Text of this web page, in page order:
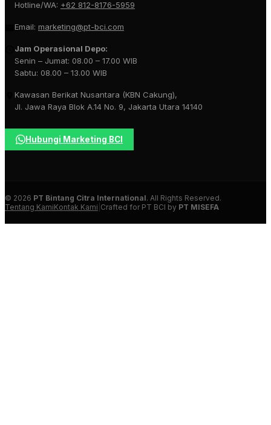
Hotline/WA: +62 812-8176-5959
Email: marketing@pt-bci.com
Jam Operasional Depo:
Senin – Jumat: 08.00 – 17.00 WIB
Sabtu: 08.00 – 13.00 WIB
Kawasan Berikat Nusantara (KBN Cakung),
Jl. Jawa Raya Blok A.14 No. 9, Jakarta Utara 14140
Hubungi Marketing BCI
© 2026 PT Bintang Citra International. All Rights Reserved.
Tentang KamiKontak Kami Crafted for PT BCI by PT MISEFA